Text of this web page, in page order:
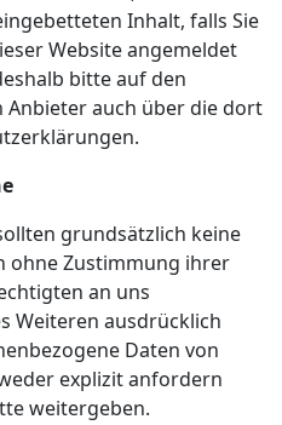
Inhalt, falls Sie
Website angemeldet
bitte auf den
auch über die dort
grundsätzlich keine
ohne Zustimmung ihrer
an uns
Weiteren ausdrücklich
Daten von
explizit anfordern
weitergeben.